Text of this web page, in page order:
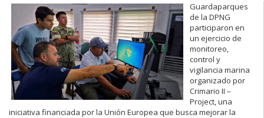
Guardaparques
de la DPNG
participaron en
un ejercicio de
monitoreo,
control y
vigilancia marina
organizado por
Crimario II –
Project , una
iniciativa financiada por la Unión Europea que busca mejorar la